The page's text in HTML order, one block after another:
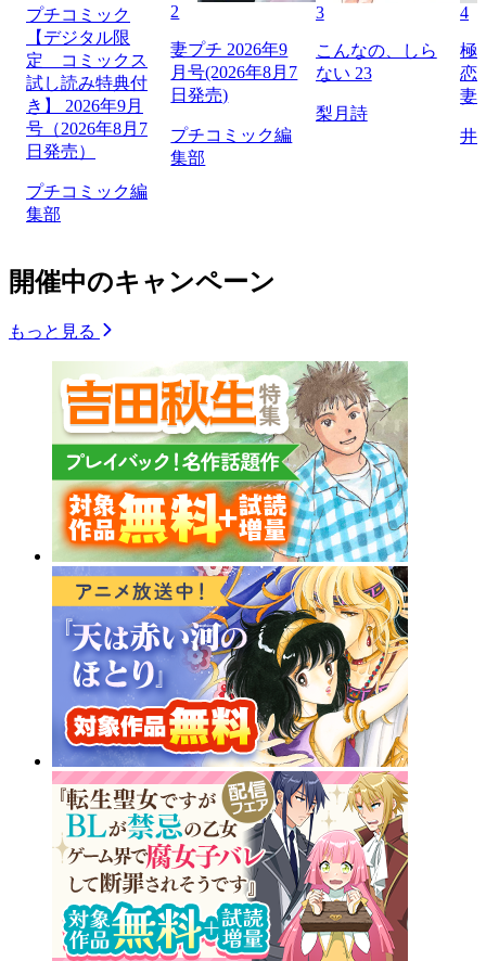
プチコミック
【デジタル限
定 コミックス
試し読み特典付
き】 2026年9月
号（2026年8月7
日発売）
プチコミック編
集部
2
妻プチ 2026年9
月号(2026年8月7
日発売)
プチコミック編
集部
3
こんなの、しら
ない 23
梨月詩
4
極
恋
妻
井
開催中のキャンペーン
もっと見る